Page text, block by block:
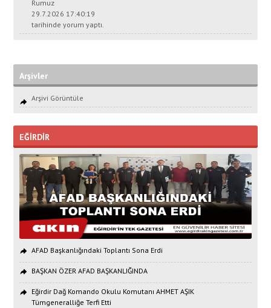
Rumuz
29.7.2026 17:40:19
tarihinde yorum yaptı.
Arşivler
Arşivi Görüntüle
EĞİRDİR
AFAD Başkanlığındaki Toplantı Sona Erdi
BAŞKAN ÖZER AFAD BAŞKANLIĞINDA
Eğirdir Dağ Komando Okulu Komutanı AHMET AŞIK
Tümgeneralliğe Terfi Etti